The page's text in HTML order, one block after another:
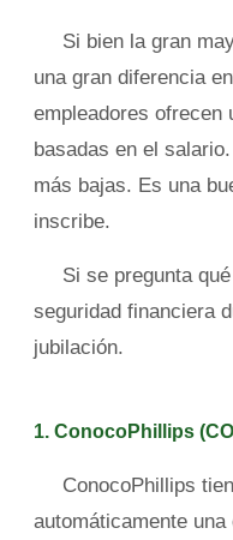
Si bien la gran
una gran diferencia
empleadores ofrecen
basadas en el
más bajas. Es una
inscribe.
Si se pregunta
seguridad financiera
jubilación.
1. ConocoPhillips
ConocoPhillips
automáticamente